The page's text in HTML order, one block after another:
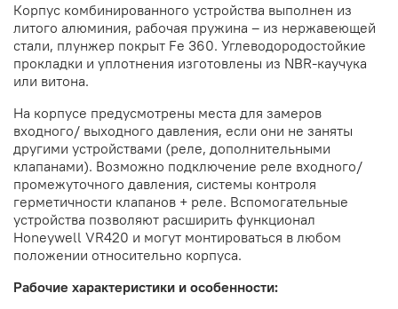
Корпус комбинированного устройства выполнен из
литого алюминия, рабочая пружина – из нержавеющей
стали, плунжер покрыт Fe 360. Углеводородостойкие
прокладки и уплотнения изготовлены из NBR-каучука
или витона.
На корпусе предусмотрены места для замеров
входного/ выходного давления, если они не заняты
другими устройствами (реле, дополнительными
клапанами). Возможно подключение реле входного/
промежуточного давления, системы контроля
герметичности клапанов + реле. Вспомогательные
устройства позволяют расширить функционал
Honeywell VR420 и могут монтироваться в любом
положении относительно корпуса.
Рабочие характеристики и особенности: